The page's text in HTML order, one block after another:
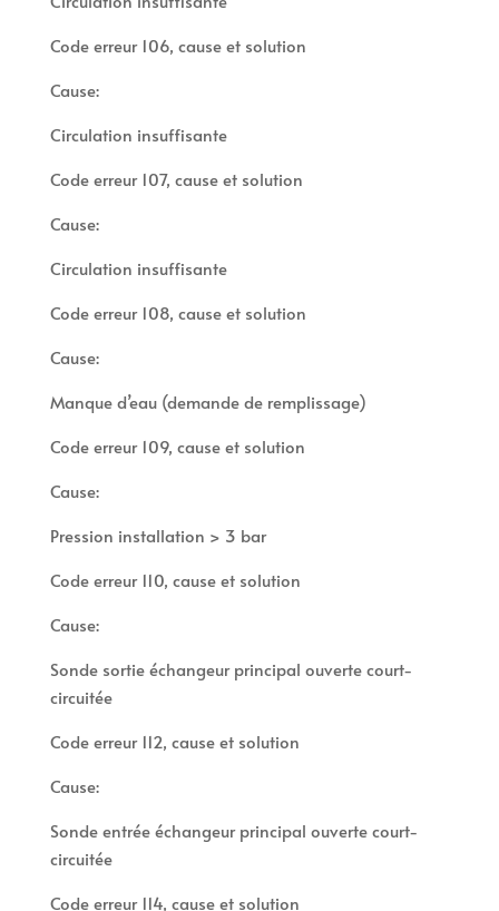
Code erreur 106, cause et solution
Cause:
Circulation insuffisante
Code erreur 107, cause et solution
Cause:
Circulation insuffisante
Code erreur 108, cause et solution
Cause:
Manque d’eau (demande de remplissage)
Code erreur 109, cause et solution
Cause:
Pression installation > 3 bar
Code erreur 110, cause et solution
Cause:
Sonde sortie échangeur principal ouverte court-
circuitée
Code erreur 112, cause et solution
Cause:
Sonde entrée échangeur principal ouverte court-
circuitée
Code erreur 114, cause et solution